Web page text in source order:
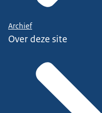
Archief
Over deze site